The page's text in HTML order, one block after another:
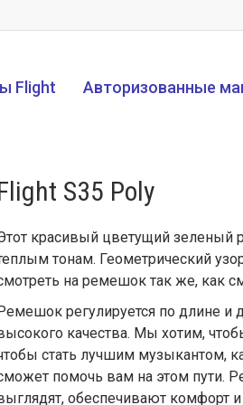
Flight Авторизованные
S35 Poly
красивый цветущий
тонам. Геометрический
на ремешок так же, как
Ремешок регулируется по длине
качества. Мы хотим,
стать лучшим музыкантом,
помочь вам на этом пути.
обеспечивают комфорт